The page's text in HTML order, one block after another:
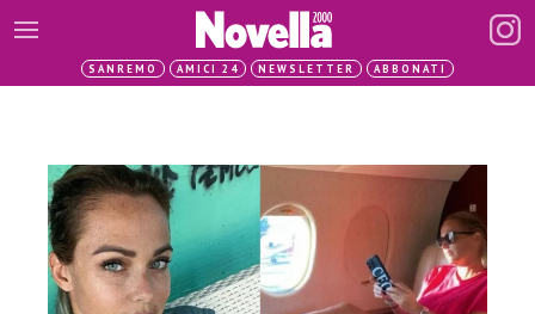
SANREMO AMICI 24 NEWSLETTER ABBONATI